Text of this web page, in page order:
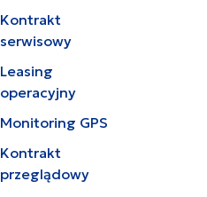
Kontrakt
serwisowy
Leasing
operacyjny
Monitoring GPS
Kontrakt
przeglądowy